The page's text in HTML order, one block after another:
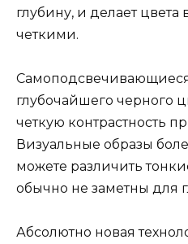
глубину, и делает
четкими.
глубочайшего черного
четкую контрастность
Визуальные образы
можете различить
обычно не заметны для
Абсолютно новая